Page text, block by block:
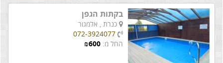
בקתות הגפן
כנרת , אלמגור
072-3924077
החל מ:
₪600